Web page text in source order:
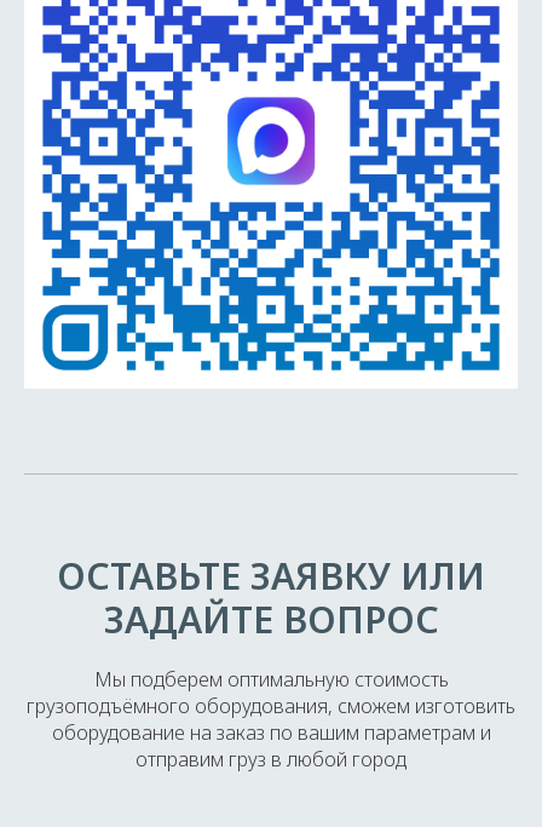
ОСТАВЬТЕ ЗАЯВКУ ИЛИ
ЗАДАЙТЕ ВОПРОС
Мы подберем оптимальную стоимость
грузоподъёмного оборудования, сможем изготовить
оборудование на заказ по вашим параметрам и
отправим груз в любой город